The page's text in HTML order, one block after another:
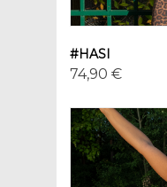
#HASI
74,90 €